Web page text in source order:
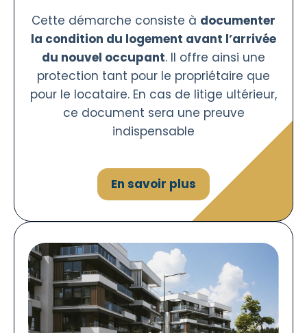
Cette démarche consiste à documenter
la condition du logement avant l’arrivée
du nouvel occupant. Il offre ainsi une
protection tant pour le propriétaire que
pour le locataire. En cas de litige ultérieur,
ce document sera une preuve
indispensable
En savoir plus